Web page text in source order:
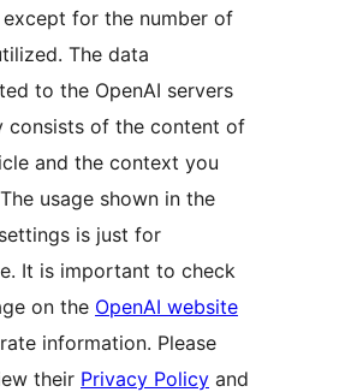
for the number of
The data
to the OpenAI servers
consists of the content of
and the context you
usage shown in the
settings is just for
It is important to check
on the OpenAI website
information. Please
their Privacy Policy and